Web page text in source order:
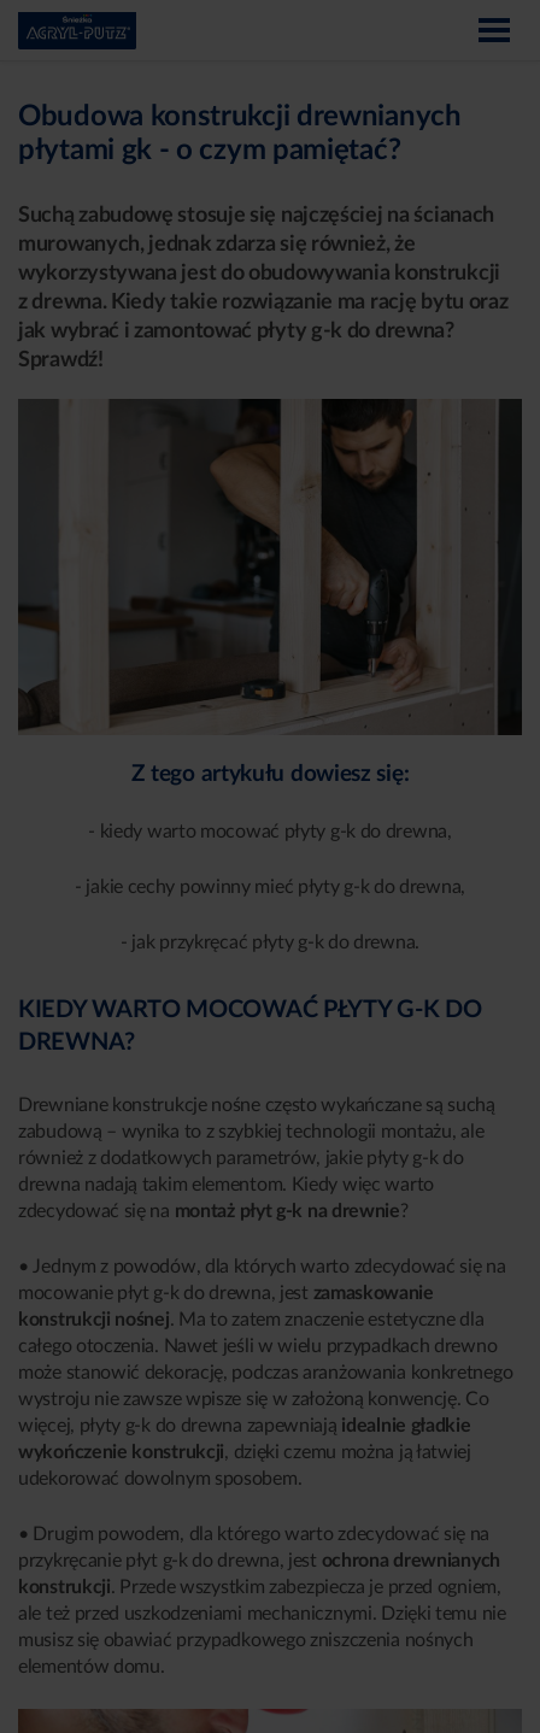
Obudowa konstrukcji drewnianych
płytami gk - o czym pamiętać?
Suchą zabudowę stosuje się najczęściej na ścianach
murowanych, jednak zdarza się również, że
wykorzystywana jest do obudowywania konstrukcji
z drewna. Kiedy takie rozwiązanie ma rację bytu oraz
jak wybrać i zamontować płyty g-k do drewna?
Sprawdź!
Z tego artykułu dowiesz się:
- kiedy warto mocować płyty g-k do drewna,
- jakie cechy powinny mieć płyty g-k do drewna,
- jak przykręcać płyty g-k do drewna.
KIEDY WARTO MOCOWAĆ PŁYTY G-K DO
DREWNA?
Drewniane konstrukcje nośne często wykańczane są suchą
zabudową – wynika to z szybkiej technologii montażu, ale
również z dodatkowych parametrów, jakie płyty g-k do
drewna nadają takim elementom. Kiedy więc warto
zdecydować się na montaż płyt g-k na drewnie?
• Jednym z powodów, dla których warto zdecydować się na
mocowanie płyt g-k do drewna, jest zamaskowanie
konstrukcji nośnej. Ma to zatem znaczenie estetyczne dla
całego otoczenia. Nawet jeśli w wielu przypadkach drewno
może stanowić dekorację, podczas aranżowania konkretnego
wystroju nie zawsze wpisze się w założoną konwencję. Co
więcej, płyty g-k do drewna zapewniają idealnie gładkie
wykończenie konstrukcji, dzięki czemu można ją łatwiej
udekorować dowolnym sposobem.
• Drugim powodem, dla którego warto zdecydować się na
przykręcanie płyt g-k do drewna, jest ochrona drewnianych
konstrukcji. Przede wszystkim zabezpiecza je przed ogniem,
ale też przed uszkodzeniami mechanicznymi. Dzięki temu nie
musisz się obawiać przypadkowego zniszczenia nośnych
elementów domu.